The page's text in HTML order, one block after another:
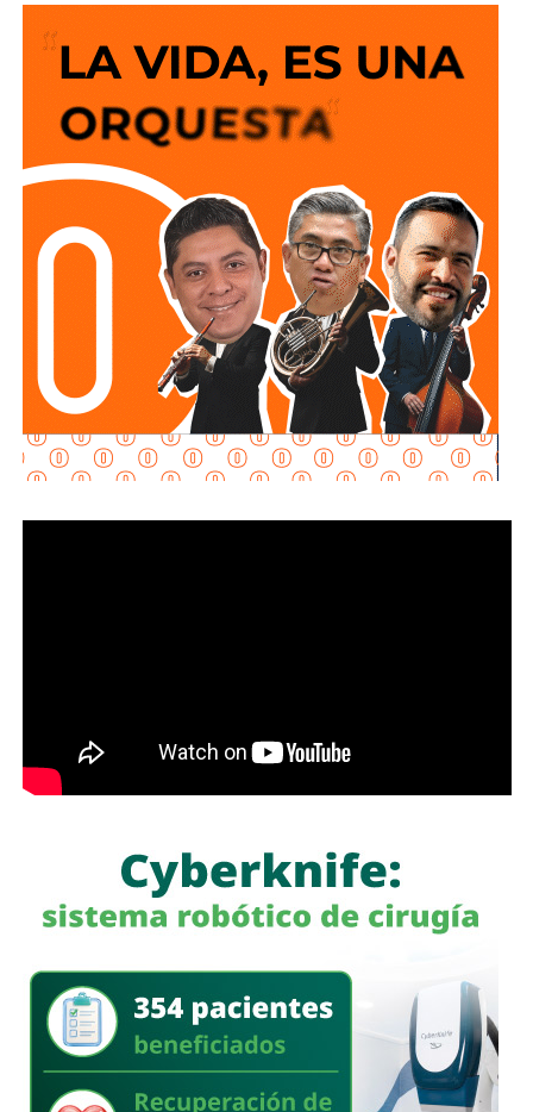
ingenieros viales o expertos de turno la solución
siempre es que el peatón suba y baje 200 escalones
de horribles estructuras de hierroo que los autos
sigan a 100 km/h sobre un puente o paso a desnivel.
No soy un experto en ingeniería urbana, por lo que no
pretendo entrar en detalles técnicos de si está bien o mal
hecho, por eso me centro en losdebates que quieren
forzar las páginas de Facebookque se llaman medios
de prensa.
Pocas veces he visto medios cuestionar la constante
construcción de estructura cochista que lejos de mejorar la
movilidad, como dicen los boletines oficiales, tienden
solamente a
favorecer la velocidad
¿Quién se acuerda de los peatones? ¿Quién piensa
en el que quiere cruzar la calle sin tener que subirse
en medio de la calle, pero la mayoría de los que piden la
señal con el aviso son los mismos que, a propósito, no
ser cortés con los peatones que intentan
Señales faltan más, como una que indique para qué o
realidad nadie lo sabe a ciencia cierta, otras en toda la
ciudad, lasque avisen que la ciclovía no es para que se
estacionen autos de los negocios de Carranza o
Himno Nacional.